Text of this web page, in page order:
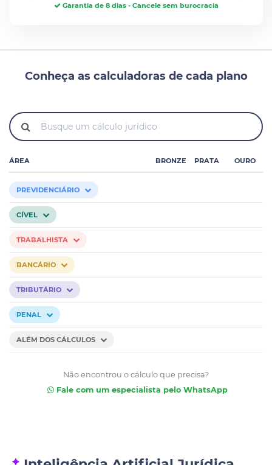
Garantia de 8 dias - Cancele sem burocracia
Conheça as calculadoras de cada plano
ÁREA BRONZE PRATA OURO
PREVIDENCIÁRIO
CÍVEL
TRABALHISTA
BANCÁRIO
TRIBUTÁRIO
PENAL
ALÉM DOS CÁLCULOS
Não encontrou o cálculo que precisa?
Fale com um especialista pelo WhatsApp